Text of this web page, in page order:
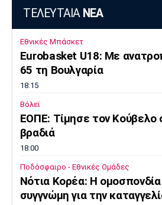
Πόρτο
ΤΕΛΕΥΤΑΙΑ ΝΕΑ
Εθνικές Μπάσκετ
Eurobasket U18: Με
65 τη Βουλγαρία
18:15
Βόλεϊ
ΕΟΠΕ: Τίμησε τον Κούβελο
βραδιά
18:00
Ποδόσφαιρο - Εθνικές Ομάδες
Νότια Κορέα: Η
συγγνώμη για την